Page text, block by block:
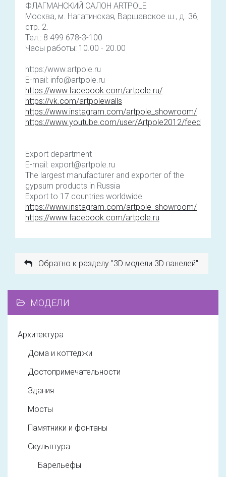
ФЛАГМАНСКИЙ САЛОН ARTPOLE
Москва, м. Нагатинская, Варшавское ш., д. 36,
стр. 2.
Тел.: 8 499 678-3-100
Часы работы: 10.00 - 20.00
https:/www.artpole.ru
E-mail: info@artpole.ru
https://www.facebook.com/artpole.ru/
https://vk.com/artpolewalls
https://www.instagram.com/artpole_showroom/
https://www.youtube.com/user/Artpole2012/feed
Export department
E-mail: export@artpole.ru
The largest manufacturer and exporter of the
gypsum products in Russia
Export to 17 countries worldwide
https://www.instagram.com/artpole_showroom/
https://www.facebook.com/artpole.ru
Обратно к разделу "3D модели 3D панелей"
МОДЕЛИ
Архитектура
Дома и коттеджи
Достопримечательности
Здания
Мосты
Памятники и фонтаны
Скульптура
Барельефы